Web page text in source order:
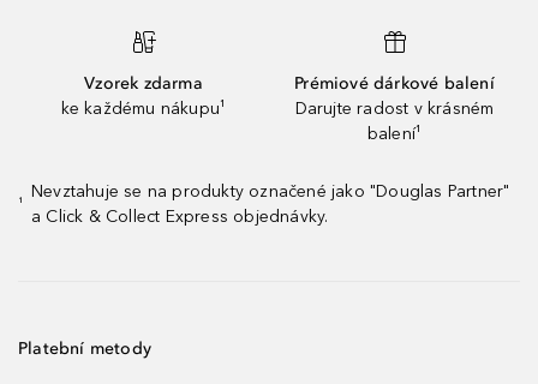
Vzorek zdarma
ke každému nákupu¹
Prémiové dárkové balení
Darujte radost v krásném
balení¹
¹
Nevztahuje se na produkty označené jako "Douglas Partner"
a Click & Collect Express objednávky.
Platební metody